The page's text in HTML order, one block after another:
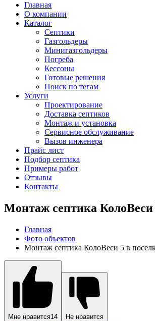
Главная
О компании
Каталог
Септики
Газгольдеры
Минигазгольдеры
Погреба
Кессоны
Готовые решения
Поиск по тегам
Услуги
Проектирование
Доставка септиков
Монтаж и установка
Сервисное обслуживание
Вызов инженера
Прайс лист
Подбор септика
Примеры работ
Отзывы
Контакты
Монтаж септика КолоВеси
Главная
Фото объектов
Монтаж септика КолоВеси 5 в
Мне нравится14 Не нравится